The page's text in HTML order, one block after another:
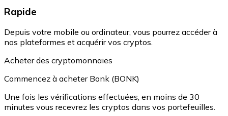
Rapide
Depuis votre mobile ou ordinateur, vous pourrez accéder à
nos plateformes et acquérir vos cryptos.
Acheter des cryptomonnaies
Commencez à acheter Bonk (BONK)
Une fois les vérifications effectuées, en moins de 30
minutes vous recevrez les cryptos dans vos portefeuilles.